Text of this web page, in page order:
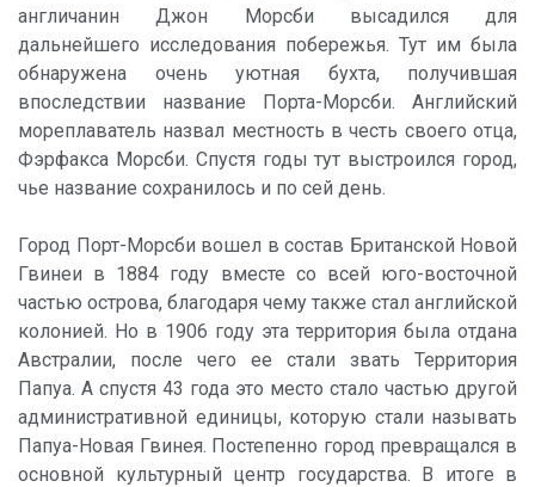
англичанин Джон Морсби высадился для
дальнейшего исследования побережья. Тут им была
обнаружена очень уютная бухта, получившая
впоследствии название Порта-Морсби. Английский
мореплаватель назвал местность в честь своего отца,
Фэрфакса Морсби. Спустя годы тут выстроился город,
чье название сохранилось и по сей день.
Город Порт-Морсби вошел в состав Британской Новой
Гвинеи в 1884 году вместе со всей юго-восточной
частью острова, благодаря чему также стал английской
колонией. Но в 1906 году эта территория была отдана
Австралии, после чего ее стали звать Территория
Папуа. А спустя 43 года это место стало частью другой
административной единицы, которую стали называть
Папуа-Новая Гвинея. Постепенно город превращался в
основной культурный центр государства. В итоге в